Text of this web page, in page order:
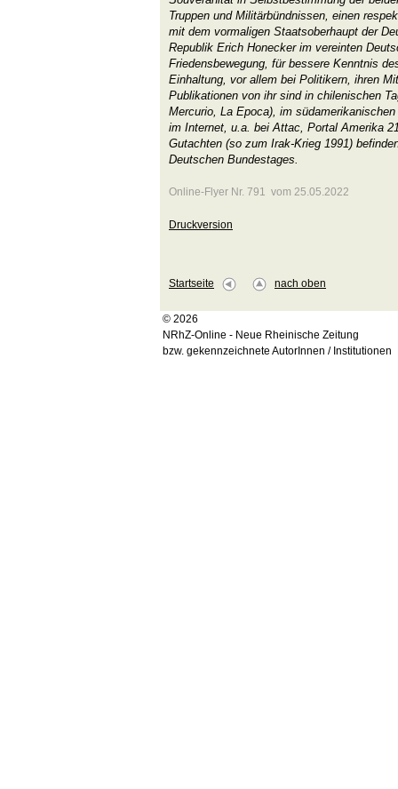
Truppen und Militärbündnissen, einen
mit dem vormaligen Staatsoberhaupt der
Republik Erich Honecker im vereinten
Friedensbewegung, für bessere Kenntnis
Einhaltung, vor allem bei Politikern, ihren
Publikationen von ihr sind in chilenischen
Mercurio, La Epoca), im
im Internet, u.a. bei Attac, Portal Amerika
Gutachten (so zum Irak-Krieg 1991)
Deutschen Bundestages.
Online-Flyer Nr. 791 vom 25.05.2022
Druckversion
Startseite nach oben
© 2026
NRhZ-Online - Neue Rheinische Zeitung
bzw. gekennzeichnete AutorInnen / Institutionen